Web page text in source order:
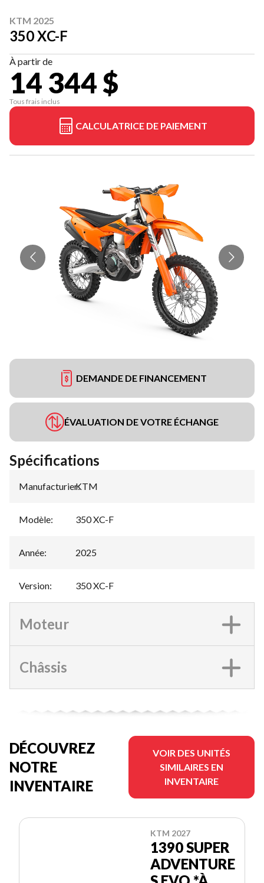
KTM 2025
350 XC-F
À partir de
14 344 $
Tous frais inclus
CALCULATRICE DE PAIEMENT
DEMANDE DE FINANCEMENT
ÉVALUATION DE VOTRE ÉCHANGE
Spécifications
Manufacturier:
KTM
Modèle: 350 XC-F
Année: 2025
Version: 350 XC-F
Moteur
Châssis
DÉCOUVREZ
NOTRE
INVENTAIRE
VOIR DES UNITÉS
SIMILAIRES EN
INVENTAIRE
KTM 2027
1390 SUPER
ADVENTURE